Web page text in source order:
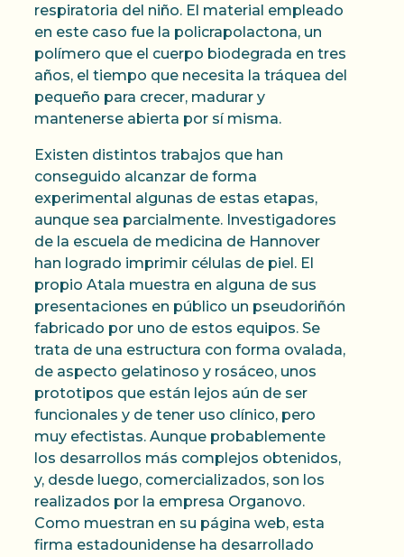
respiratoria del niño. El material empleado
en este caso fue la policrapolactona, un
polímero que el cuerpo biodegrada en tres
años, el tiempo que necesita la tráquea del
pequeño para crecer, madurar y
mantenerse abierta por sí misma.
Existen distintos trabajos que han
conseguido alcanzar de forma
experimental algunas de estas etapas,
aunque sea parcialmente. Investigadores
de la escuela de medicina de Hannover
han logrado imprimir células de piel. El
propio Atala muestra en alguna de sus
presentaciones en público un pseudoriñón
fabricado por uno de estos equipos. Se
trata de una estructura con forma ovalada,
de aspecto gelatinoso y rosáceo, unos
prototipos que están lejos aún de ser
funcionales y de tener uso clínico, pero
muy efectistas. Aunque probablemente
los desarrollos más complejos obtenidos,
y, desde luego, comercializados, son los
realizados por la empresa Organovo.
Como muestran en su página web, esta
firma estadounidense ha desarrollado